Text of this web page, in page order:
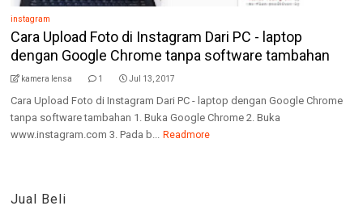
instagram
Cara Upload Foto di Instagram Dari PC - laptop
dengan Google Chrome tanpa software tambahan
kamera lensa 1 Jul 13, 2017
Cara Upload Foto di Instagram Dari PC - laptop dengan Google Chrome
tanpa software tambahan 1. Buka Google Chrome 2. Buka
www.instagram.com 3. Pada b... Readmore
Jual Beli